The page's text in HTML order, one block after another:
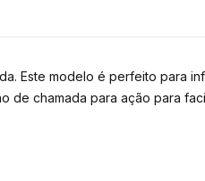
Este modelo é perfeito para
de chamada para ação para